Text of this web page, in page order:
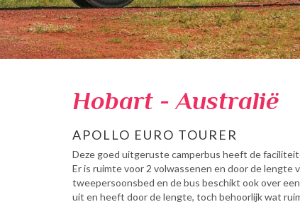
Hobart - Australië
APOLLO EURO TOURER
Deze goed uitgeruste camperbus heeft de
Er is ruimte voor 2 volwassenen en door de lengte
tweepersoonsbed en de bus beschikt ook over
uit en heeft door de lengte, toch behoorlijk wat